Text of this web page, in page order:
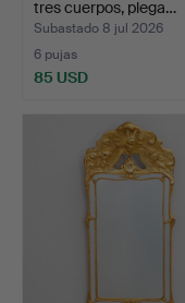
tres cuerpos, plega…
Subastado 8 jul 2026
6 pujas
85 USD